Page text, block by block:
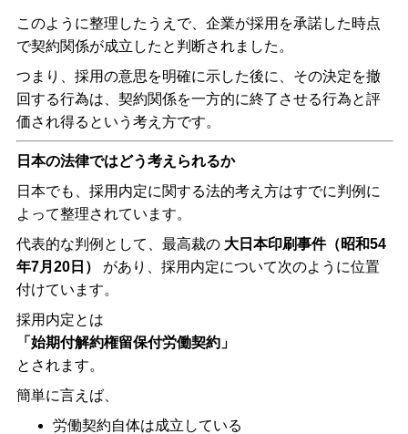
このように整理したうえで、企業が採用を承諾した時点
で契約関係が成立したと判断されました。
つまり、採用の意思を明確に示した後に、その決定を撤
回する行為は、契約関係を一方的に終了させる行為と評
価され得るという考え方です。
日本の法律ではどう考えられるか
日本でも、採用内定に関する法的考え方はすでに判例に
よって整理されています。
代表的な判例として、最高裁の 大日本印刷事件（昭和54
年7月 20 日）
があり、採用内定について次のように位置
付けています。
採用内定とは
「始期付解約権留保付労働契約」
とされます。
簡単に言えば、
労働契約自体は成立している